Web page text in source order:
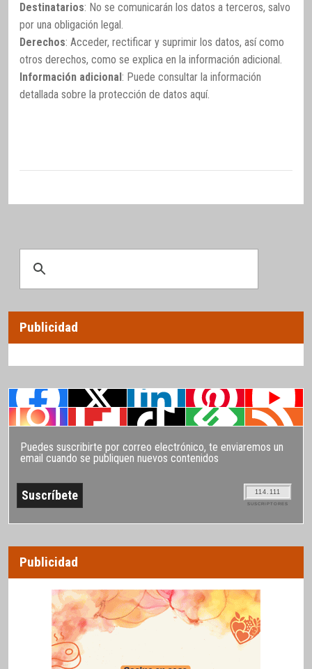
Destinatarios: No se comunicarán los datos a terceros, salvo
por una obligación legal.
Derechos: Acceder, rectificar y suprimir los datos, así como
otros derechos, como se explica en la información adicional.
Información adicional: Puede consultar la información
detallada sobre la protección de datos aquí.
Publicidad
Puedes suscribirte por correo electrónico, te enviaremos un
email cuando se publiquen nuevos contenidos
114.111
SUSCRIPTORES
Publicidad